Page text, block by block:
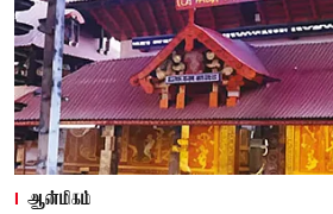
ஆன்மிகம்